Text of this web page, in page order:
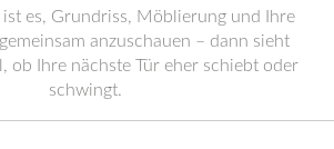
es, Grundriss, Möblierung und Ihre
anzuschauen – dann sieht
ob Ihre nächste Tür eher schiebt oder
schwingt.